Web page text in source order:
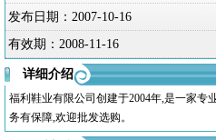
发布日期： 2007-10-16
有效期： 2008-11-16
详细介绍
福利鞋业有限公司创建于2004年,是一家
务有保障,欢迎批发选购。